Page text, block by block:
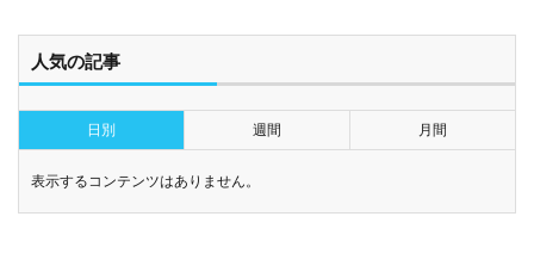
人気の記事
日別 週間 月間
表示するコンテンツはありません。